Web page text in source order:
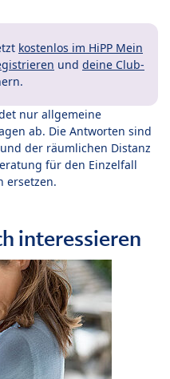
kostenlos im HiPP Mein
und deine Club-
nur allgemeine
ab. Die Antworten sind
der räumlichen Distanz
für den Einzelfall
ersetzen.
interessieren